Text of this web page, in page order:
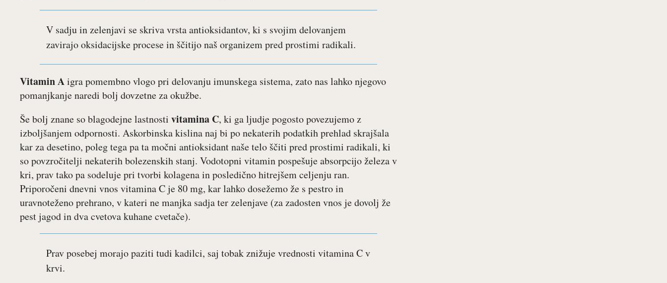
V sadju in zelenjavi se skriva vrsta antioksidantov, ki s svojim delovanjem
zavirajo oksidacijske procese in ščitijo naš organizem pred prostimi radikali.
Vitamin Aigra pomembno vlogo pri delovanju imunskega sistema, zato nas lahko njegovo
pomanjkanje naredi bolj dovzetne za okužbe.
Še bolj znane so blagodejne lastnosti vitamina C, ki ga ljudje pogosto povezujemo z
izboljšanjem odpornosti. Askorbinska kislina naj bi po nekaterih podatkih prehlad skrajšala
kar za desetino, poleg tega pa ta močni antioksidant naše telo ščiti pred prostimi radikali, ki
so povzročitelji nekaterih bolezenskih stanj. Vodotopni vitamin pospešuje absorpcijo železa v
kri, prav tako pa sodeluje pri tvorbi kolagena in posledično hitrejšem celjenju ran.
Priporočeni dnevni vnos vitamina C je 80 mg, kar lahko dosežemo že s pestro in
uravnoteženo prehrano, v kateri ne manjka sadja ter zelenjave (za zadosten vnos je dovolj že
pest jagod in dva cvetova kuhane cvetače).
Prav posebej morajo paziti tudi kadilci, saj tobak znižuje vrednosti vitamina C v
krvi.